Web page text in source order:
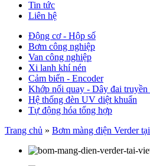
Tin tức
Liên hệ
Động cơ - Hộp số
Bơm công nghiệp
Van công nghiệp
Xi lanh khí nén
Cảm biến - Encoder
Khớp nối quay - Dây đai truyền
Hệ thống đèn UV diệt khuẩn
Tự động hóa tổng hợp
Trang chủ » Bơm màng điện Verder